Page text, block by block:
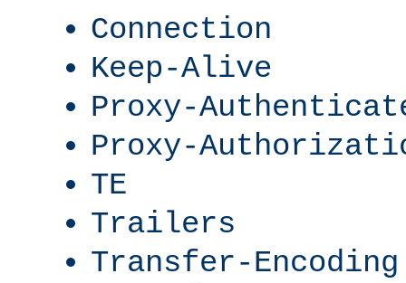
Connection
Keep-Alive
Proxy-
Proxy-
TE
Trailers
Transfer-Encoding